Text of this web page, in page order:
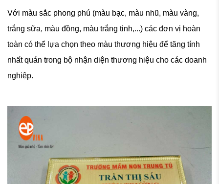
Với màu sắc phong phú (màu bạc, màu nhũ, màu vàng,
trắng sữa, màu đồng, màu trắng tinh,...) các đơn vị hoàn
toàn có thể lựa chọn theo màu thương hiệu để tăng tính
nhất quán trong bộ nhận diện thương hiệu cho các doanh
nghiệp.